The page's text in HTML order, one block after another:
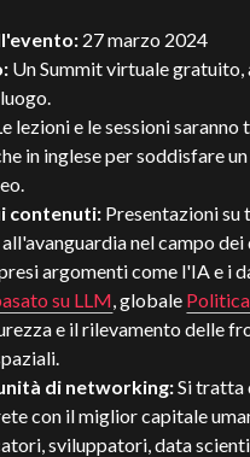
27 marzo 2024
Un Summit virtuale gratuito,
lezioni e le sessioni saranno
in inglese per soddisfare
contenuti: Presentazioni su
nel campo
argomenti come l'IA e i
su LLM, globale
e il rilevamento delle
di networking:Si tratta
con il miglior capitale
sviluppatori, data